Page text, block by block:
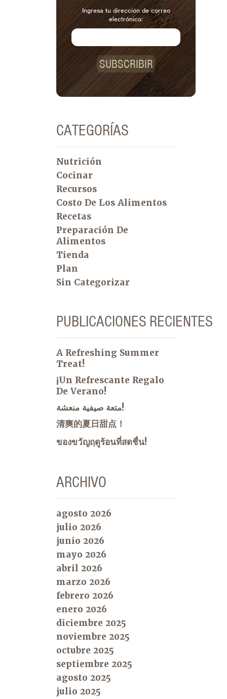
Ingresa tu dirección de correo
electrónico:
SUBSCRIBIR
CATEGORÍAS
Nutrición
Cocinar
Recursos
Costo De Los Alimentos
Recetas
Preparación De
Alimentos
Tienda
Plan
Sin Categorizar
PUBLICACIONES RECIENTES
A Refreshing Summer
Treat!
¡Un Refrescante Regalo
De Verano!
متعة صيفية منعشة!
清爽的夏日甜点！
ของขวัญฤดูร้อนที่สดชื่น!
ARCHIVO
agosto 2026
julio 2026
junio 2026
mayo 2026
abril 2026
marzo 2026
febrero 2026
enero 2026
diciembre 2025
noviembre 2025
octubre 2025
septiembre 2025
agosto 2025
julio 2025